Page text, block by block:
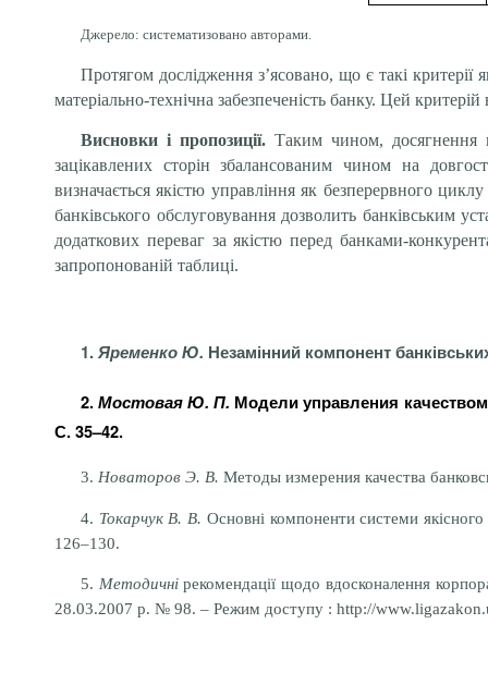
Джерело: систематизовано авторами.
Протягом дослідження з’ясовано, що є такі критерії
матеріально-технічна забезпеченість банку. Цей
Висновки і пропозиції. Таким чином, досягнення
зацікавлених сторін збалансованим чином на
визначається якістю управління як безперервного
банківського обслуговування дозволить банківським
додаткових переваг за якістю перед банками-
запропонованій таблиці.
1. Яременко Ю. Незамінний компонент
2.Мостовая Ю. П. Модели управления
С. 35–42.
3. Новаторов Э. В. Методы измерения качества
4. Токарчук В. В. Основні компоненти системи
126–130.
5. Методичнірекомендації щодо вдосконалення
28.03.2007 р. № 98. – Режим доступу : http://